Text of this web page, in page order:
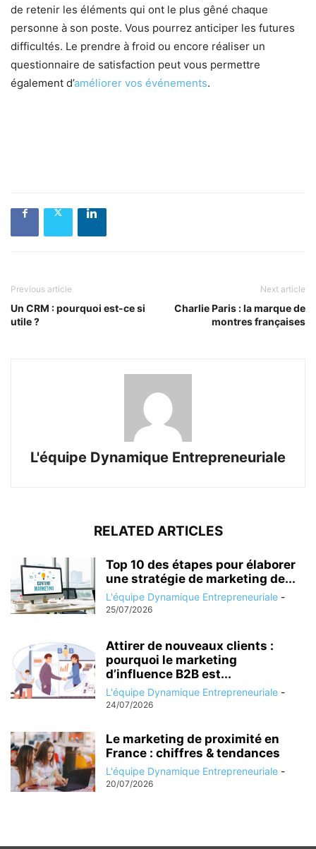
de retenir les éléments qui ont le plus gêné chaque
personne à son poste. Vous pourrez anticiper les futures
difficultés. Le prendre à froid ou encore réaliser un
questionnaire de satisfaction peut vous permettre
également d’améliorer vos événements.
Previous article
Un CRM : pourquoi est-ce si
utile ?
Next article
Charlie Paris : la marque de
montres françaises
L'équipe Dynamique Entrepreneuriale
RELATED ARTICLES
Top 10 des étapes pour élaborer
une stratégie de marketing de...
L'équipe Dynamique Entrepreneuriale -
25/07/2026
Attirer de nouveaux clients :
pourquoi le marketing
d’influence B2B est...
L'équipe Dynamique Entrepreneuriale -
24/07/2026
Le marketing de proximité en
France : chiffres & tendances
L'équipe Dynamique Entrepreneuriale -
20/07/2026